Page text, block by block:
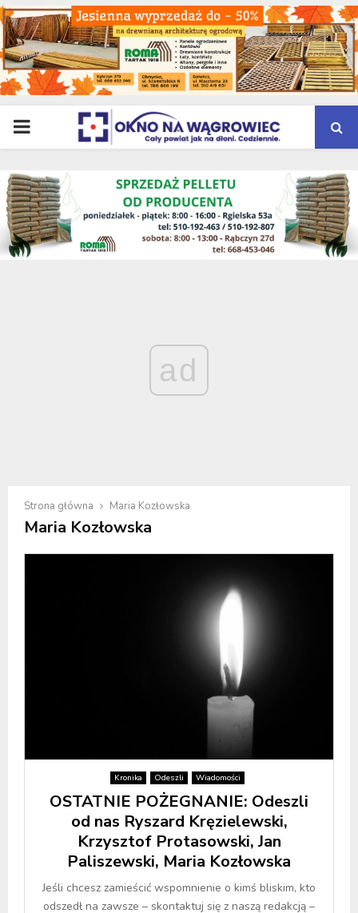
PRIMARY
MENU
ad
Strona główna Maria Kozłowska
Maria Kozłowska
Kronika Odeszli Wiadomości
OSTATNIE POŻEGNANIE: Odeszli
od nas Ryszard Kręzielewski,
Krzysztof Protasowski, Jan
Paliszewski, Maria Kozłowska
Jeśli chcesz zamieścić wspomnienie o kimś bliskim, kto
odszedł na zawsze – skontaktuj się z naszą redakcją –